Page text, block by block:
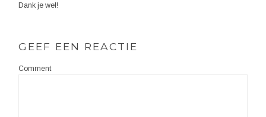
Dank je wel!
GEEF EEN REACTIE
Comment